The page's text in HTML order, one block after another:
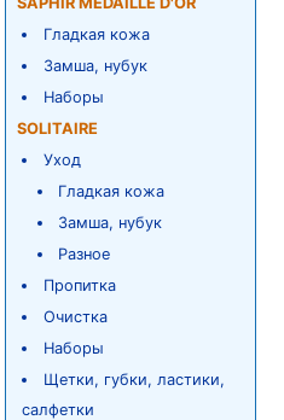
Гладкая кожа
Замша, нубук
Наборы
SOLITAIRE
Уход
Гладкая кожа
Замша, нубук
Разное
Пропитка
Очистка
Наборы
Щетки, губки, ластики,
салфетки